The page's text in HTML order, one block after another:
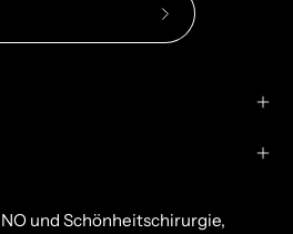
Abonniere
und Schönheitschirurgie,